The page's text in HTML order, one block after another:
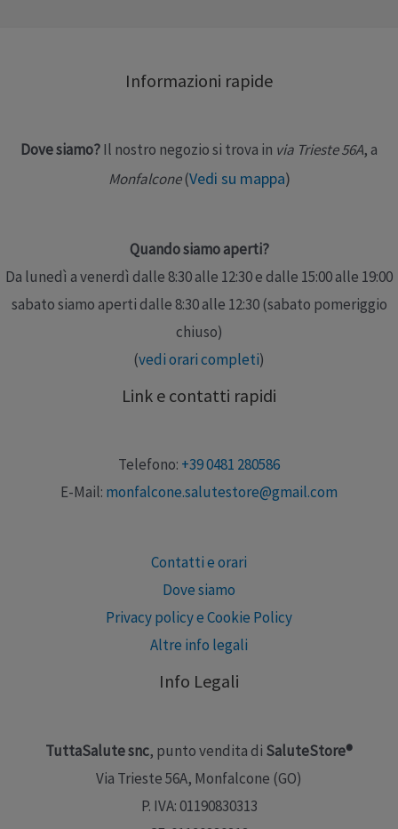
Informazioni rapide
Dove siamo?Il nostro negozio si trova in via Trieste 56A, a
Monfalcone(Vedi su mappa)
Quando siamo aperti?
Da lunedì a venerdì dalle 8:30 alle 12:30 e dalle 15:00 alle 19:00
sabato siamo aperti dalle 8:30 alle 12:30 (sabato pomeriggio
chiuso)
(vedi orari completi)
Link e contatti rapidi
Telefono: +39 0481 280586
E-Mail: monfalcone.salutestore@gmail.com
Contatti e orari
Dove siamo
Privacy policy e Cookie Policy
Altre info legali
Info Legali
TuttaSalute snc, punto vendita di SaluteStore®
Via Trieste 56A, Monfalcone (GO)
P. IVA: 01190830313